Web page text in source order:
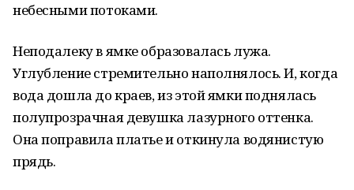
небесными потоками.
Неподалеку в ямке образовалась лужа.
Углубление стремительно наполнялось. И, когда
вода дошла до краев, из этой ямки поднялась
полупрозрачная девушка лазурного оттенка.
Она поправила платье и откинула водянистую
прядь.